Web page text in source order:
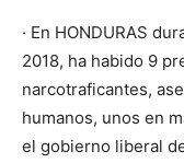
· En HONDURAS
2018, ha habido 9
narcotraficantes,
humanos, unos en
el gobierno liberal de